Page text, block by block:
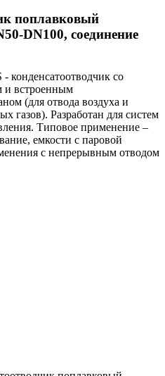
поплавковый
DN100, соединение
конденсатоотводчик со
и встроенным
(для отвода воздуха и
газов). Разработан для систем
Типовое применение –
емкости с паровой
с непрерывным отводом